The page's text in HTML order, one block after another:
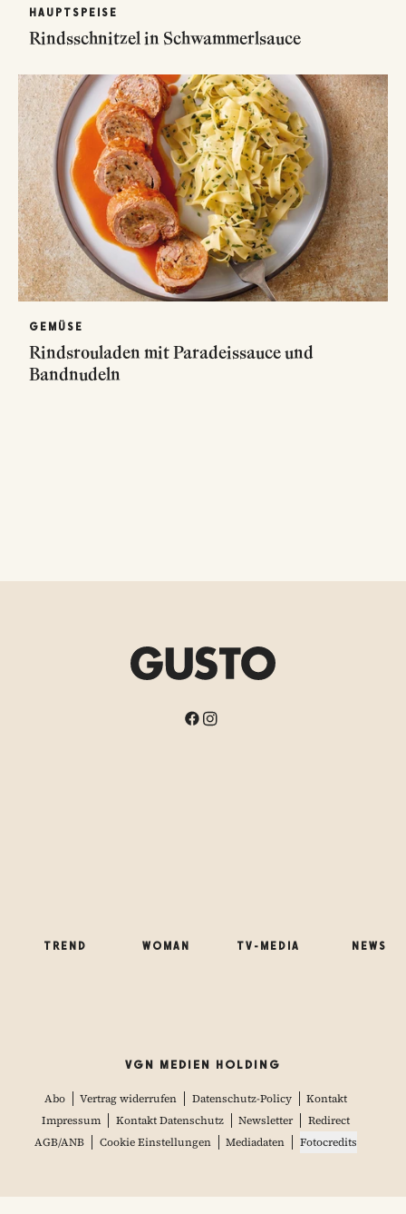
HAUPTSPEISE
Rindsschnitzel in Schwammerlsauce
GEMÜSE
Rindsrouladen mit Paradeissauce und
Bandnudeln
TREND WOMAN TV-MEDIA NEWS
VGN MEDIEN HOLDING
Abo Vertrag widerrufen Datenschutz-Policy
Kontakt
Impressum
Kontakt Datenschutz Newsletter
Redirect
AGB/ANB
Cookie Einstellungen Mediadaten Fotocredits